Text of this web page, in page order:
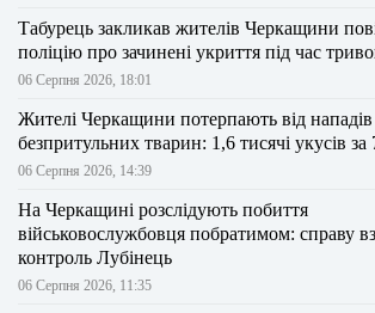
Табурець закликав жителів Черкащини
поліцію про зачинені укриття під час
06 Серпня 2026, 18:01
Жителі Черкащини потерпають від нападів
безпритульних тварин: 1,6 тисячі укусів за
06 Серпня 2026, 14:39
На Черкащині розслідують побиття
військовослужбовця побратимом: справу
контроль Лубінець
06 Серпня 2026, 11:35